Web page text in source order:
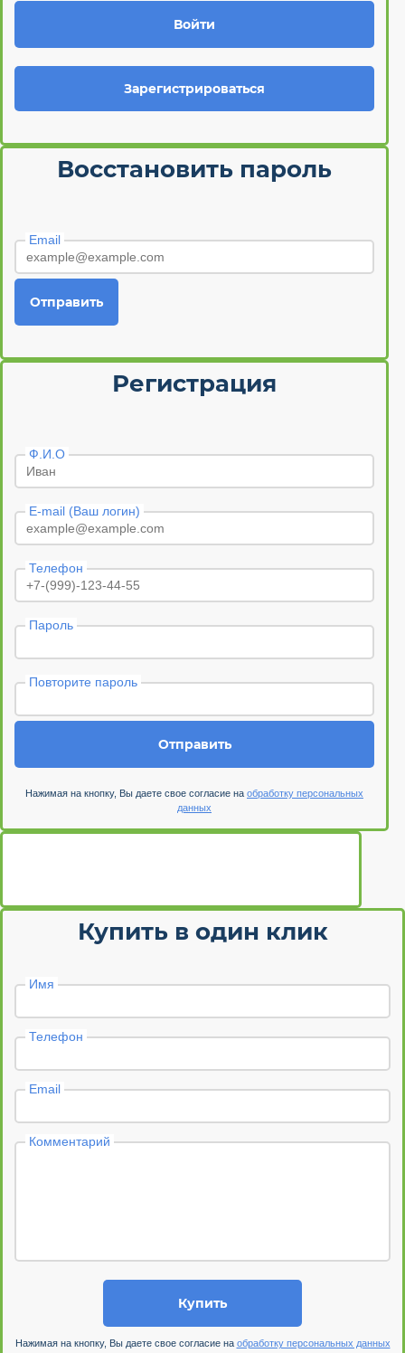
Войти
Зарегистрироваться
Восстановить пароль
Email
Отправить
Регистрация
Ф.И.О
E-mail (Ваш логин)
Телефон
Пароль
Повторите пароль
Отправить
Нажимая на кнопку, Вы даете свое согласие на обработку персональных
данных
Купить в один клик
Имя
Телефон
Email
Комментарий
Купить
Нажимая на кнопку, Вы даете свое согласие на обработку персональных данных